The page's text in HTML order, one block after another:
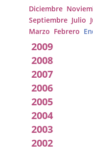
Diciembre
Septiembre Julio
Marzo Febrero
2009
2008
2007
2006
2005
2004
2003
2002